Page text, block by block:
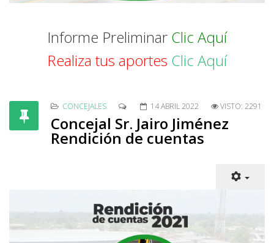
Informe Preliminar Clic Aquí
Realiza tus aportes Clic Aquí
CONCEJALES 14 ABRIL 2022 VISTO: 2291
Concejal Sr. Jairo Jiménez
Rendición de cuentas